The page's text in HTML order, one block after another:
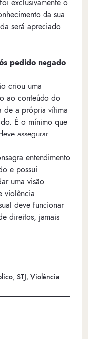
exclusivamente o
da sua
será apreciado
pedido negado
criou uma
ao conteúdo do
de a própria vítima
É o mínimo que
assegurar.
entendimento
e possui
uma visão
violência
deve funcionar
direitos, jamais
, STJ, Violência